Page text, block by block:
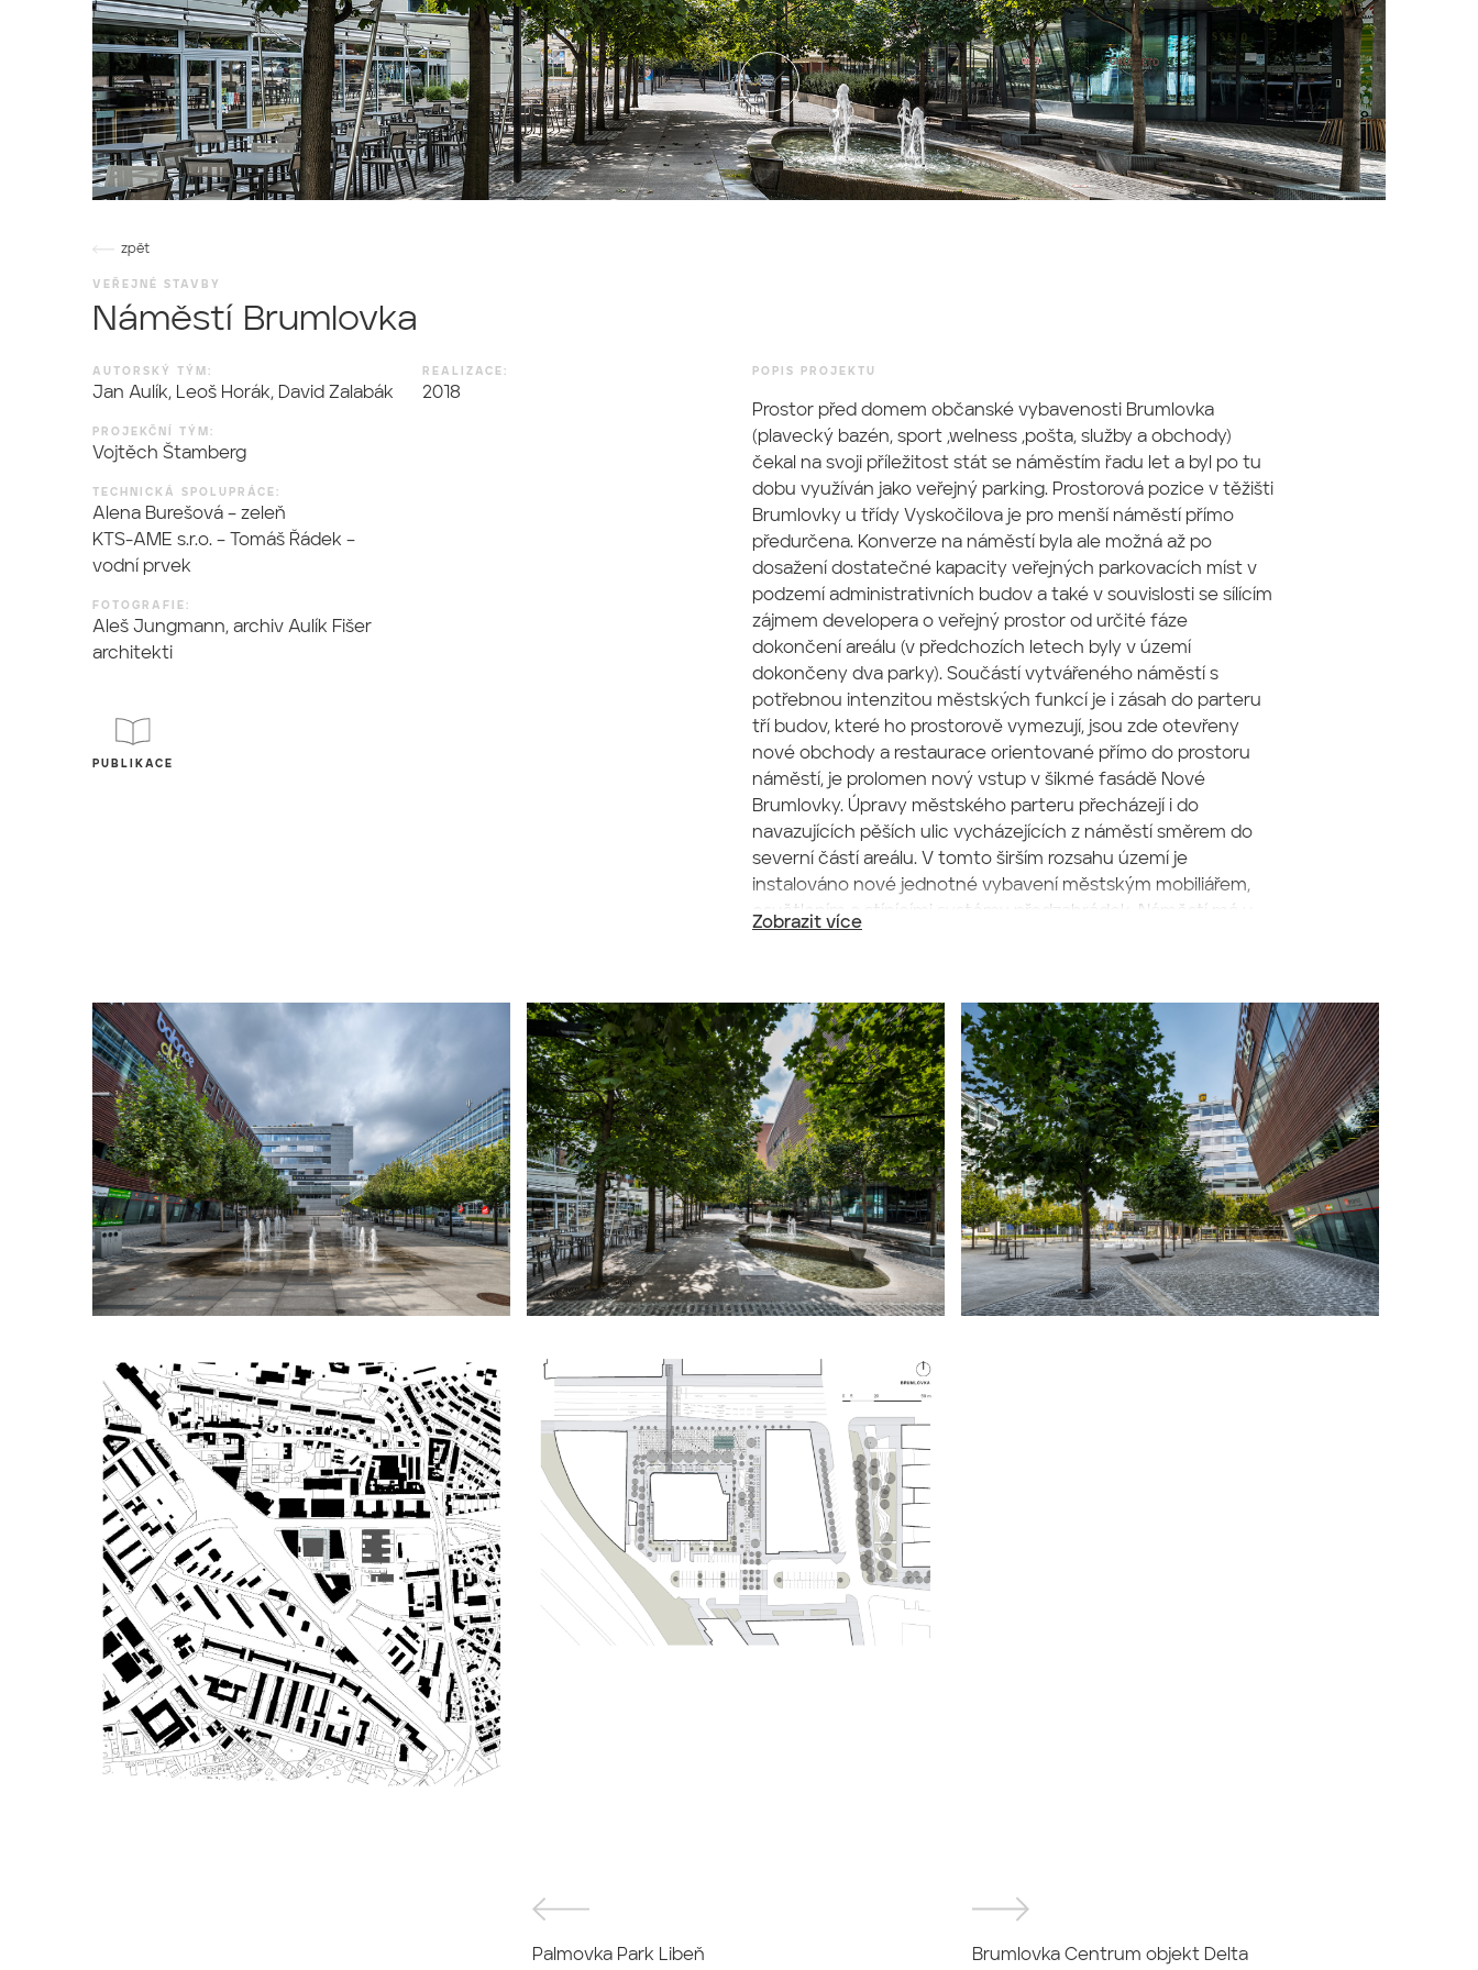
zpět
VEŘEJNÉ STAVBY
Náměstí Brumlovka
AUTORSKÝ TÝM:
Jan Aulík, Leoš Horák, David Zalabák
PROJEKČNÍ TÝM:
Vojtěch Štamberg
TECHNICKÁ SPOLUPRÁCE:
Alena Burešová – zeleň
KTS-AME s.r.o. – Tomáš Řádek –
vodní prvek
FOTOGRAFIE:
Aleš Jungmann, archiv Aulík Fišer
architekti
REALIZACE:
2018
PUBLIKACE
POPIS PROJEKTU
Prostor před domem občanské vybavenosti Brumlovka
(plavecký bazén, sport ,welness ,pošta, služby a obchody)
čekal na svoji příležitost stát se náměstím řadu let a byl po tu
dobu využíván jako veřejný parking. Prostorová pozice v těžišti
Brumlovky u třídy Vyskočilova je pro menší náměstí přímo
předurčena. Konverze na náměstí byla ale možná až po
dosažení dostatečné kapacity veřejných parkovacích míst v
podzemí administrativních budov a také v souvislosti se sílícím
zájmem developera o veřejný prostor od určité fáze
dokončení areálu (v předchozích letech byly v území
dokončeny dva parky). Součástí vytvářeného náměstí s
potřebnou intenzitou městských funkcí je i zásah do parteru
tří budov, které ho prostorově vymezují, jsou zde otevřeny
nové obchody a restaurace orientované přímo do prostoru
náměstí, je prolomen nový vstup v šikmé fasádě Nové
Brumlovky. Úpravy městského parteru přecházejí i do
navazujících pěších ulic vycházejících z náměstí směrem do
severní částí areálu. V tomto širším rozsahu území je
instalováno nové jednotné vybavení městským mobiliářem,
osvětlením a stínícími systémy předzahrádek. Náměstí má v
prostoru je vysazení osmi mohutných vzrostlých platanů,
schopných plnit důležitou roli skutečně velkých stromů
okamžitě.
Zobrazit více
Palmovka Park Libeň Brumlovka Centrum objekt Delta